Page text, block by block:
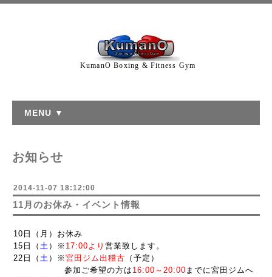
KumanO Boxing & Fitness Gym
MENU ▼
お知らせ
2014-11-07 18:12:00
11月のお休み・イベント情報
10日（月）お休み
15日（ 土 ）※ 17:00より 営業致します。
22日（ 土 ）※ 宮田ジム出稽古 （予定）
参加ご希望の方は 16:00～20:00 までに宮田ジムへ